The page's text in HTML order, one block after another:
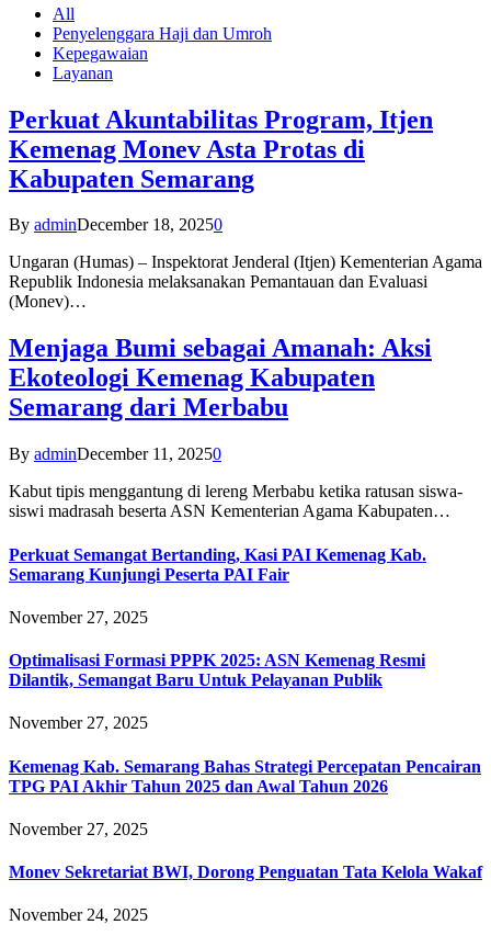
All
Penyelenggara Haji dan Umroh
Kepegawaian
Layanan
Perkuat Akuntabilitas Program, Itjen
Kemenag Monev Asta Protas di
Kabupaten Semarang
By adminDecember 18, 20250
Ungaran (Humas) – Inspektorat Jenderal (Itjen) Kementerian Agama
Republik Indonesia melaksanakan Pemantauan dan Evaluasi
(Monev)…
Menjaga Bumi sebagai Amanah: Aksi
Ekoteologi Kemenag Kabupaten
Semarang dari Merbabu
By adminDecember 11, 20250
Kabut tipis menggantung di lereng Merbabu ketika ratusan siswa-
siswi madrasah beserta ASN Kementerian Agama Kabupaten…
Perkuat Semangat Bertanding, Kasi PAI Kemenag Kab.
Semarang Kunjungi Peserta PAI Fair
November 27, 2025
Optimalisasi Formasi PPPK 2025: ASN Kemenag Resmi
Dilantik, Semangat Baru Untuk Pelayanan Publik
November 27, 2025
Kemenag Kab. Semarang Bahas Strategi Percepatan Pencairan
TPG PAI Akhir Tahun 2025 dan Awal Tahun 2026
November 27, 2025
Monev Sekretariat BWI, Dorong Penguatan Tata Kelola Wakaf
November 24, 2025